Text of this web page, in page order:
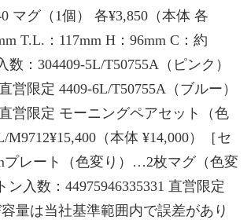
マグ（1個） 各¥3,850（本体 各
T.L.：117mm H：96mm C：約
数：304409-5L/T50755A（ピンク）
営限定 4409-6L/T50755A（ブルー）
直営限定 モーニングペアセット（色
M9712¥15,400（本体 ¥14,000）［セ
プレート（色変り）…2枚マグ（色変
入数：44975946335331 直営限定
量は当社基準範囲内で誤差があり